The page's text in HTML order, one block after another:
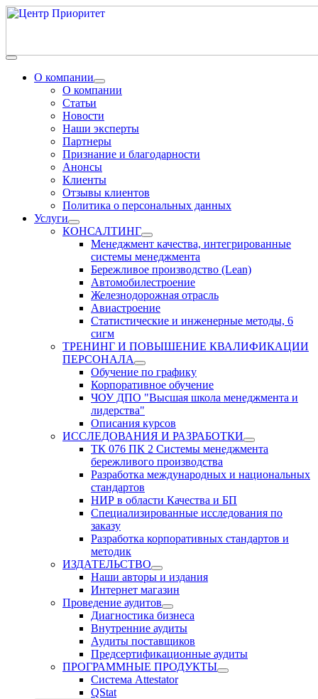
О компании
О компании
Статьи
Новости
Наши эксперты
Партнеры
Признание и благодарности
Анонсы
Клиенты
Отзывы клиентов
Политика о персональных данных
Услуги
КОНСАЛТИНГ
Менеджмент качества, интегрированные
системы менеджмента
Бережливое производство (Lean)
Автомобилестроение
Железнодорожная отрасль
Авиастроение
Статистические и инженерные методы, 6
сигм
ТРЕНИНГ И ПОВЫШЕНИЕ КВАЛИФИКАЦИИ
ПЕРСОНАЛА
Обучение по графику
Корпоративное обучение
ЧОУ ДПО "Высшая школа менеджмента и
лидерства"
Описания курсов
ИССЛЕДОВАНИЯ И РАЗРАБОТКИ
ТК 076 ПК 2 Системы менеджмента
бережливого производства
Разработка международных и национальных
стандартов
НИР в области Качества и БП
Специализированные исследования по
заказу
Разработка корпоративных стандартов и
методик
ИЗДАТЕЛЬСТВО
Наши авторы и издания
Интернет магазин
Проведение аудитов
Диагностика бизнеса
Внутренние аудиты
Аудиты поставщиков
Предсертификационные аудиты
ПРОГРАММНЫЕ ПРОДУКТЫ
Система Attestator
QStat